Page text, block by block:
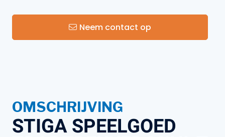
Neem contact op
OMSCHRIJVING
STIGA SPEELGOED